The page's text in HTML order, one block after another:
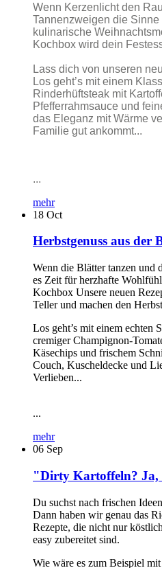
Wenn Kerzenlicht den
Tannenzweigen die
kulinarische
Kochbox wird dein
Lass dich von unseren
Los geht’s mit einem
Rinderhüftsteak mit
Pfefferrahmsauce und
das Eleganz mit Wärme
Familie gut ankommt...
...
mehr
18 Oct
Herbstgenuss aus der
Wenn die Blätter tanzen und
es Zeit für herzhafte
Kochbox Unsere neuen
Teller und machen den
Los geht’s mit einem echten
cremiger Champignon-
Käsechips und frischem
Couch, Kuscheldecke und
Verlieben...
...
mehr
06 Sep
"Dirty Kartoffeln? Ja,
Du suchst nach frischen
Dann haben wir genau das
Rezepte, die nicht nur
easy zubereitet sind.
Wie wäre es zum Beispiel